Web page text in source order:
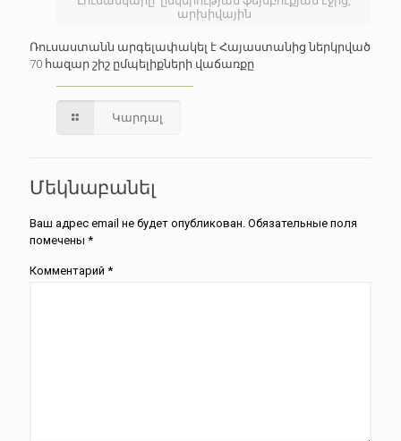
արխիվային
Ռուսաստանն արգելափակել է Հայաստանից ներկրված
70 հազար շիշ ըմպելիքների վաճառքը
Կարդալ
Մեկնաբանել
Ваш адрес email не будет опубликован. Обязательные поля
помечены *
Комментарий *